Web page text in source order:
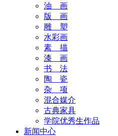
油 画
版 画
雕 塑
水彩画
素 描
漆 画
书 法
陶 瓷
杂 项
混合媒介
古典家具
学院优秀生作品
新闻中心